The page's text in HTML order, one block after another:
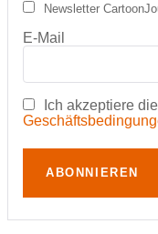
Newsletter
E-Mail
Ich akzeptiere die
ABONNIEREN